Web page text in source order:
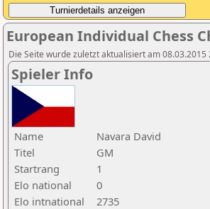
European Individual Chess
Die Seite wurde zuletzt aktualisiert am 08.03.2015
Spieler Info
Name
Navara David
Titel
GM
Startrang
1
Elo national
0
Elo intnational
2735